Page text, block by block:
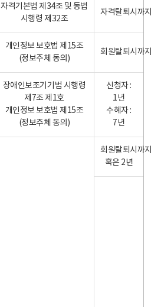
자격기본법 제34조 및 동법
시행령 제32조
자격탈퇴시까
개인정보 보호법 제15조
(정보주체 동의)
회원탈퇴시까
장애인보조기기법 시행령
제7조 제1호
개인정보 보호법 제15조
(정보주체 동의)
신청자 :
1년
수혜자 :
7년
회원탈퇴시까
혹은 2년